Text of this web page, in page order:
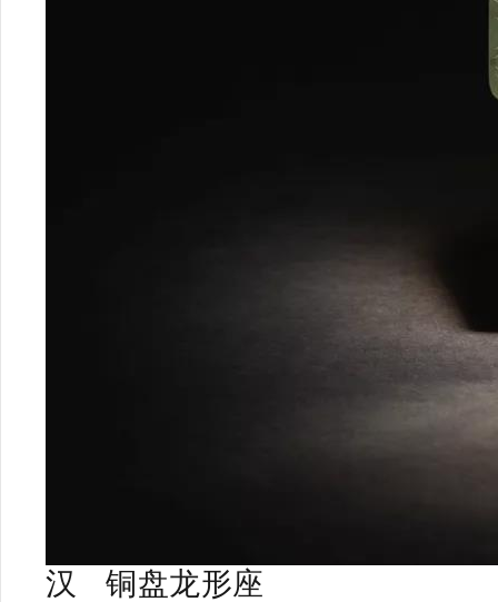
汉
铜盘龙形座